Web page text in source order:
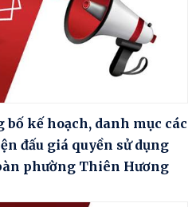
bố kế hoạch, danh mục các
đấu giá quyền sử dụng
phường Thiên Hương